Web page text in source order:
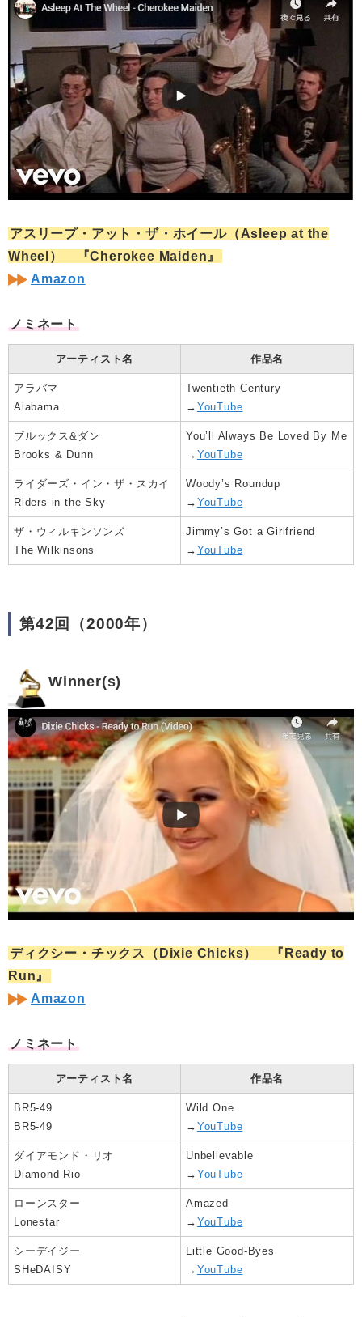
アスリープ・アット・ザ・ホイール（Asleep at the
Wheel） 『Cherokee Maiden』
Amazon
ノミネート
アーティスト名 作品名
アラバマ
Alabama
Twentieth Century
→ YouTube
ブルックス&ダン
Brooks & Dunn
You’ll Always Be Loved By Me
→ YouTube
ライダーズ・イン・ザ・スカイ
Riders in the Sky
Woody’s Roundup
→ YouTube
ザ・ウィルキンソンズ
The Wilkinsons
Jimmy’s Got a Girlfriend
→ YouTube
第42回（2000年）
Winner(s)
ディクシー・チックス（Dixie Chicks） 『Ready to
Run』
Amazon
ノミネート
アーティスト名 作品名
BR5-49
BR5-49
Wild One
→ YouTube
ダイアモンド・リオ
Diamond Rio
Unbelievable
→ YouTube
ローンスター
Lonestar
Amazed
→ YouTube
シーデイジー
SHeDAISY
Little Good-Byes
→ YouTube